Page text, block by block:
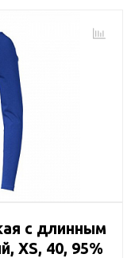
с длинным
XS, 40, 95%